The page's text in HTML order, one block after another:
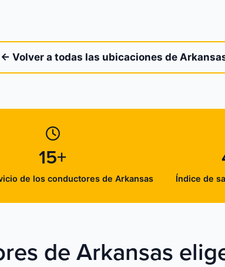
← Volver a todas las ubicaciones de
15+
de los conductores de Arkansas Índice de
de Arkansas